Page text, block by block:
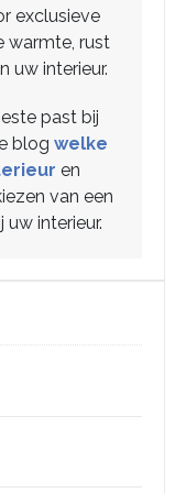
exclusieve
warmte, rust
uw interieur.
past bij
blog welke
en
van een
interieur.